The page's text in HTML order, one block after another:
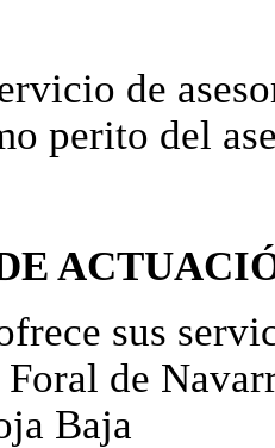
de
perito del
sus
de
Baja